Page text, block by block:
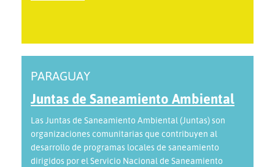
PARAGUAY
Juntas de Saneamiento Ambiental
Las Juntas de Saneamiento Ambiental (Juntas) son
organizaciones comunitarias que contribuyen al
desarrollo de programas locales de saneamiento
dirigidos por el Servicio Nacional de Saneamiento